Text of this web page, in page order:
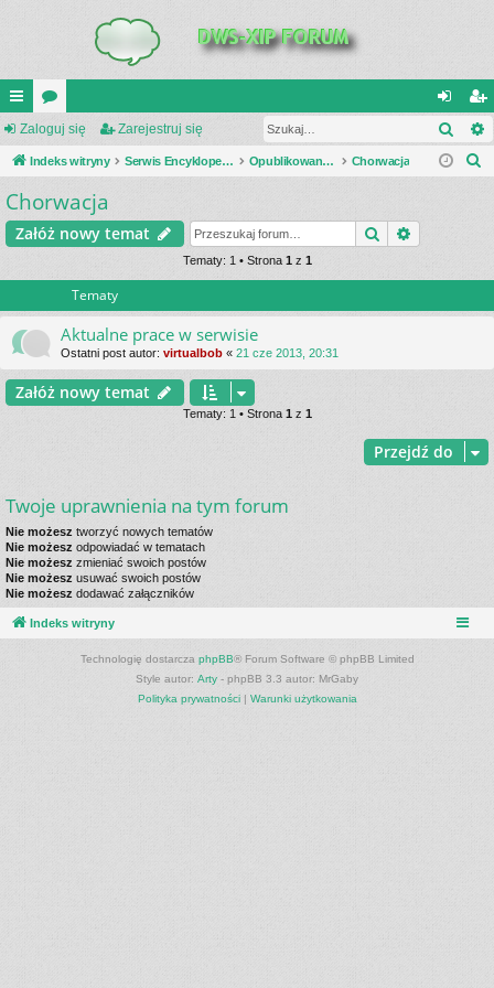
UI
C
K
_L
or
a
al
og
ar
ej
Zaloguj się Zarejestruj się
Indeks witryny Serwis Encyklopedia Uzbrojenia Opublikowane zestawienia Chorwacja
j
Chorwacja
Załóż nowy temat Szukaj
Tematy: 1 • Strona 1 z 1
Tematy
Aktualne prace w serwisie
Ostatni post autor: virtualbob « 21 cze 2013, 20:31
Załóż nowy temat
Tematy: 1 • Strona 1 z 1
Przejdź do
Twoje uprawnienia na tym forum
Nie możesz tworzyć nowych tematów
Nie możesz odpowiadać w tematach
Nie możesz zmieniać swoich postów
Nie możesz usuwać swoich postów
Nie możesz dodawać załączników
Indeks witryny
Technologię dostarcza phpBB® Forum Software © phpBB Limited
Style autor: Arty - phpBB 3.3 autor: MrGaby
Polityka prywatności| Warunki użytkowania